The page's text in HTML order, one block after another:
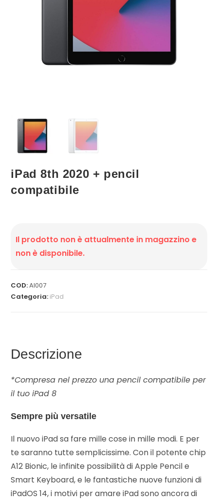
iPad 8th 2020 + pencil
compatibile
Il prodotto non è attualmente in magazzino e
non è disponibile.
COD:AI007
Categoria: iPad
Descrizione
*Compresa nel prezzo una pencil compatibile per
il tuo iPad 8
Sempre più versatile
Il nuovo iPad sa fare mille cose in mille modi. E per
te saranno tutte semplicissime. Con il potente chip
A12 Bionic, le infinite possibilità di Apple Pencil e
Smart Keyboard, e le fantastiche nuove funzioni di
iPadOS 14, i motivi per amare iPad sono ancora di